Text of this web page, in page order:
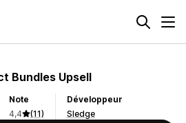
Bundles Upsell
Note
4,4
(11)
Développeur
Sledge